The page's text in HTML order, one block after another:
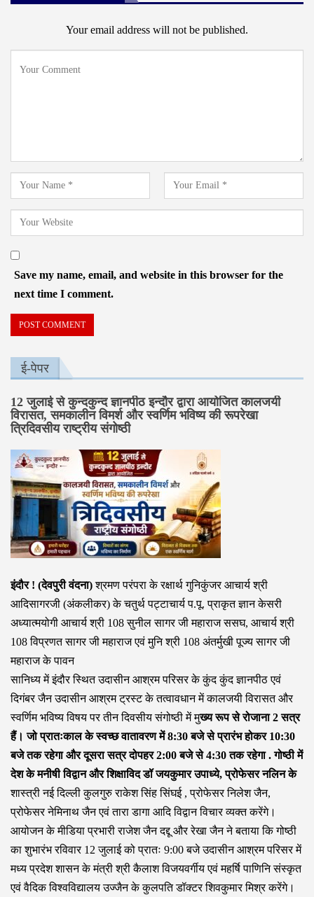
Your email address will not be published.
Save my name, email, and website in this browser for the
next time I comment.
ई-पेपर
12 जुलाई से कुन्दकुन्द ज्ञानपीठ इन्दौर द्वारा आयोजित कालजयी
विरासत, समकालीन विमर्श और स्वर्णिम भविष्य की रूपरेखा
त्रिदिवसीय राष्ट्रीय संगोष्ठी
इंदौर ! (देवपुरी वंदना)श्रमण परंपरा के रक्षार्थ गुनिकुंजर आचार्य श्री
आदिसागरजी (अंकलीकर) के चतुर्थ पट्टाचार्य प.पू. प्राकृत ज्ञान केसरी
अध्यात्मयोगी आचार्य श्री 108 सुनील सागर जी महाराज ससघ, आचार्य श्री
108 विप्रणत सागर जी महाराज एवं मुनि श्री 108 अंतर्मुखी पूज्य सागर जी
महाराज के पावन
सानिध्य में इंदौर स्थित उदासीन आश्रम परिसर के कुंद कुंद ज्ञानपीठ एवं
दिगंबर जैन उदासीन आश्रम ट्रस्ट के तत्वावधान में कालजयी विरासत और
स्वर्णिम भविष्य विषय पर तीन दिवसीय संगोष्ठी में मुख्य रूप से रोजाना 2 सत्र
हैं। जो प्रातःकाल के स्वच्छ वातावरण में 8:30 बजे से प्रारंभ होकर 10:30
बजे तक रहेगा और दूसरा सत्र दोपहर 2:00 बजे से 4:30 तक रहेगा . गोष्ठी में
देश के मनीषी विद्वान और शिक्षाविद डॉ जयकुमार उपाध्ये, प्रोफेसर नलिन के
शास्त्री नई दिल्ली कुलगुरु राकेश सिंह सिंघई , प्रोफेसर निलेश जैन,
प्रोफेसर नेमिनाथ जैन एवं तारा डागा आदि विद्वान विचार व्यक्त करेंगे।
आयोजन के मीडिया प्रभारी राजेश जैन दद्दू और रेखा जैन ने बताया कि गोष्ठी
का शुभारंभ रविवार 12 जुलाई को प्रातः 9:00 बजे उदासीन आश्रम परिसर में
मध्य प्रदेश शासन के मंत्री श्री कैलाश विजयवर्गीय एवं महर्षि पाणिनि संस्कृत
एवं वैदिक विश्वविद्यालय उज्जैन के कुलपति डॉक्टर शिवकुमार मिश्र करेंगे।